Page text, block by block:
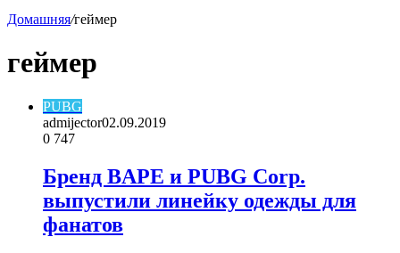
Домашняя/геймер
геймер
PUBG
admijector02.09.2019
0 747
Бренд BAPE и PUBG Corp.
выпустили линейку одежды для
фанатов